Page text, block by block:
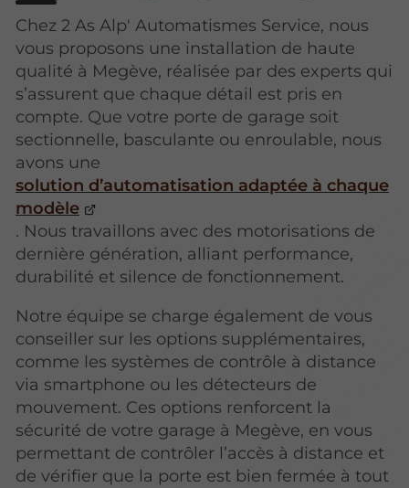
Chez 2 As Alp' Automatismes Service, nous
vous proposons une installation de haute
qualité à Megève, réalisée par des experts qui
s’assurent que chaque détail est pris en
compte. Que votre porte de garage soit
sectionnelle, basculante ou enroulable, nous
avons une
solution d’automatisation adaptée à chaque
modèle
. Nous travaillons avec des motorisations de
dernière génération, alliant performance,
durabilité et silence de fonctionnement.
Notre équipe se charge également de vous
conseiller sur les options supplémentaires,
comme les systèmes de contrôle à distance
via smartphone ou les détecteurs de
mouvement. Ces options renforcent la
sécurité de votre garage à Megève, en vous
permettant de contrôler l’accès à distance et
de vérifier que la porte est bien fermée à tout